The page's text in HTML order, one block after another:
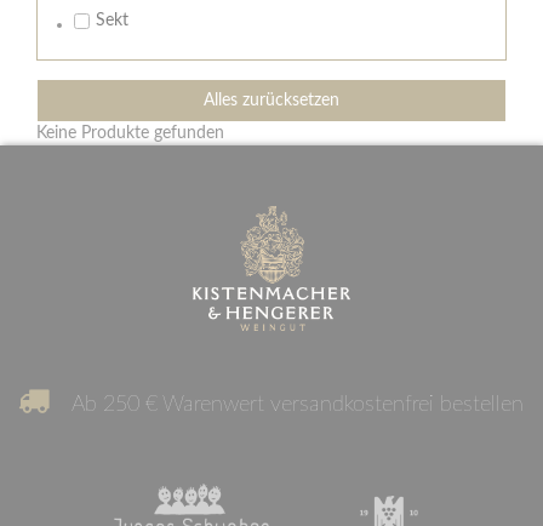
Sekt
Alles zurücksetzen
Keine Produkte gefunden
Ab 250 € Warenwert versandkostenfrei bestellen